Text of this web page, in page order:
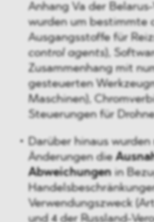
Anhang Va der
wurden um bestimmte
Ausgangsstoffe für
control agents ),
Zusammenhang mit
gesteuerten
Maschinen),
Steuerungen für
Darüber hinaus
Änderungen die
Abweichungenin
Verwendungszweck
und 4 der Russland-